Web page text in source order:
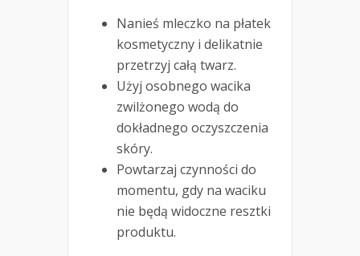
Nanieś mleczko na płatek
kosmetyczny i delikatnie
przetrzyj całą twarz.
Użyj osobnego wacika
zwilżonego wodą do
dokładnego oczyszczenia
skóry.
Powtarzaj czynności do
momentu, gdy na waciku
nie będą widoczne resztki
produktu.